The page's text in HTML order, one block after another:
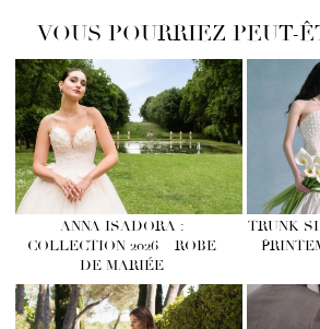
VOUS POURRIEZ PEUT-
ANNA ISADORA :
COLLECTION 2026 – ROBE
DE MARIÉE
TRUNK